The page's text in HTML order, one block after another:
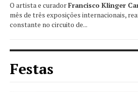
O artista e curadorFrancisco Klinger
mês de três exposições internacionais,
constante no circuito de...
Festas